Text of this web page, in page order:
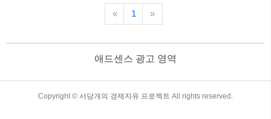
한국 경제에 미치는 주요 영향을 분석하고
대응 전략을 제시합니다. 목차 미국의 관
주로 무역 적자 해소와 자국 제조업 보호
다. 특히, 중국과의 무역 분쟁이 격화되면
서 한국을 포함한 아시아 국가들도 간접적
« 1 »
애드센스 광고 영역
Copyright © 서당개의 경제자유 프로젝트 All rights reserved.
TistoryWhaleSkin3.4